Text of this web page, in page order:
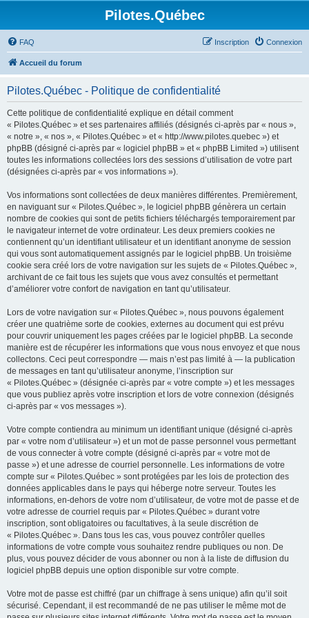
Pilotes.Québec
FAQ Connexion
Inscription
Accueil du forum
Pilotes.Québec - Politique de confidentialité
Cette politique de confidentialité explique en détail comment
« Pilotes.Québec » et ses partenaires affiliés (désignés ci-après par « nous »,
« notre », « nos », « Pilotes.Québec » et « http://www.pilotes.quebec ») et
phpBB (désigné ci-après par « logiciel phpBB » et « phpBB Limited ») utilisent
toutes les informations collectées lors des sessions d’utilisation de votre part
(désignées ci-après par « vos informations »).
Vos informations sont collectées de deux manières différentes. Premièrement,
en naviguant sur « Pilotes.Québec », le logiciel phpBB génèrera un certain
nombre de cookies qui sont de petits fichiers téléchargés temporairement par
le navigateur internet de votre ordinateur. Les deux premiers cookies ne
contiennent qu’un identifiant utilisateur et un identifiant anonyme de session
qui vous sont automatiquement assignés par le logiciel phpBB. Un troisième
cookie sera créé lors de votre navigation sur les sujets de « Pilotes.Québec »,
archivant de ce fait tous les sujets que vous avez consultés et permettant
d’améliorer votre confort de navigation en tant qu’utilisateur.
Lors de votre navigation sur « Pilotes.Québec », nous pouvons également
créer une quatrième sorte de cookies, externes au document qui est prévu
pour couvrir uniquement les pages créées par le logiciel phpBB. La seconde
manière est de récupérer les informations que vous nous envoyez et que nous
collectons. Ceci peut correspondre — mais n’est pas limité à — la publication
de messages en tant qu’utilisateur anonyme, l’inscription sur
« Pilotes.Québec » (désignée ci-après par « votre compte ») et les messages
que vous publiez après votre inscription et lors de votre connexion (désignés
ci-après par « vos messages »).
Votre compte contiendra au minimum un identifiant unique (désigné ci-après
par « votre nom d’utilisateur ») et un mot de passe personnel vous permettant
de vous connecter à votre compte (désigné ci-après par « votre mot de
passe ») et une adresse de courriel personnelle. Les informations de votre
compte sur « Pilotes.Québec » sont protégées par les lois de protection des
données applicables dans le pays qui héberge notre serveur. Toutes les
informations, en-dehors de votre nom d’utilisateur, de votre mot de passe et de
votre adresse de courriel requis par « Pilotes.Québec » durant votre
inscription, sont obligatoires ou facultatives, à la seule discrétion de
« Pilotes.Québec ». Dans tous les cas, vous pouvez contrôler quelles
informations de votre compte vous souhaitez rendre publiques ou non. De
plus, vous pouvez décider de vous abonner ou non à la liste de diffusion du
logiciel phpBB depuis une option disponible sur votre compte.
Votre mot de passe est chiffré (par un chiffrage à sens unique) afin qu’il soit
sécurisé. Cependant, il est recommandé de ne pas utiliser le même mot de